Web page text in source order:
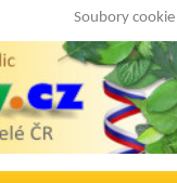
Soubory